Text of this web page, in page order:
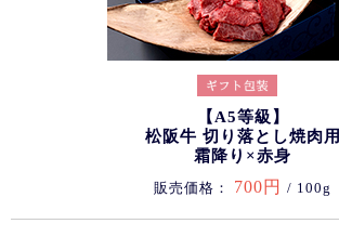
【A5等級】
松阪牛 切り落とし焼肉用
霜降り×赤身
販売価格： 700円 / 100g